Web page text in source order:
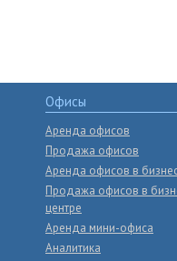
Офисы
Аренда офисов
Продажа офисов
Аренда офисов в
Продажа офисов в
центре
Аренда мини-офиса
Аналитика